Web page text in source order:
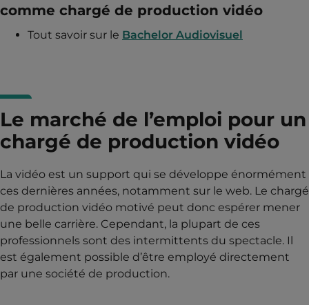
comme chargé de production vidéo
Tout savoir sur le Bachelor Audiovisuel
Le marché de l’emploi pour un
chargé de production vidéo
La vidéo est un support qui se développe énormément
ces dernières années, notamment sur le web. Le chargé
de production vidéo motivé peut donc espérer mener
une belle carrière. Cependant, la plupart de ces
professionnels sont des intermittents du spectacle. Il
est également possible d’être employé directement
par une société de production.